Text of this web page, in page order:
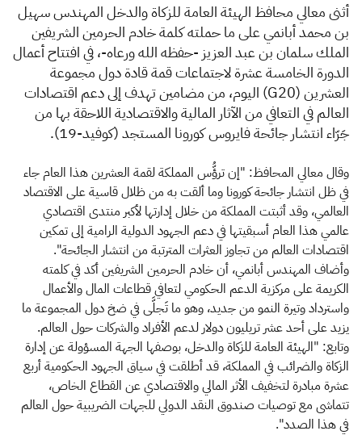
​أثنى معالي محافظ الهيئة العامة للزكاة والدخل المهندس سهيل
بن محمد أبانمي على ما حملته كلمة خادم الحرمين الشريفين
الملك سلمان بن عبد العزيز -حفظه الله ورعاه-، في افتتاح أعمال
الدورة الخامسة عشرة لاجتماعات قمة قادة دول مجموعة
العشرين (G20) اليوم، من مضامين تهدف إلى دعم اقتصادات
العالم في التعافي من الآثار المالية والاقتصادية اللاحقة بها من
جَرّاء انتشار جائحة فايروس كورونا المستجد (كوفيد-19).
وقال معالي المحافظ: "إن ترؤُّس المملكة لقمة العشرين هذا العام جاء
في ظل انتشار جائحة كورونا وما ألقت به من ظلال قاسية على الاقتصاد
العالمي، وقد أثبتت المملكة من خلال إدارتها لأكبر منتدى اقتصادي
عالمي هذا العام أسبقيتها في دعم الجهود الدولية الرامية إلى تمكين
اقتصادات العالم من تجاوز العثرات المترتبة من انتشار الجائحة".
وأضاف المهندس أبانمي، أن خادم الحرمين الشريفين أكد في كلمته
الكريمة على مركزية الدعم الحكومي لتعافي قطاعات المال والأعمال
واسترداد وتيرة النمو من جديد، وهو ما تَجلَّى في ضخ دول المجموعة ما
يزيد على أحد عشر تريليون دولار لدعم الأفراد والشركات حول العالم.
وتابع: "الهيئة العامة للزكاة والدخل، بوصفها الجهة المسؤولة عن إدارة
الزكاة والضرائب في المملكة، قد أطلقت في سياق الجهود الحكومية أربع
عشرة مبادرة لتخفيف الأثر المالي والاقتصادي عن القطاع الخاص،
تتماشى مع توصيات صندوق النقد الدولي للجهات الضريبية حول العالم
في هذا الصدد".